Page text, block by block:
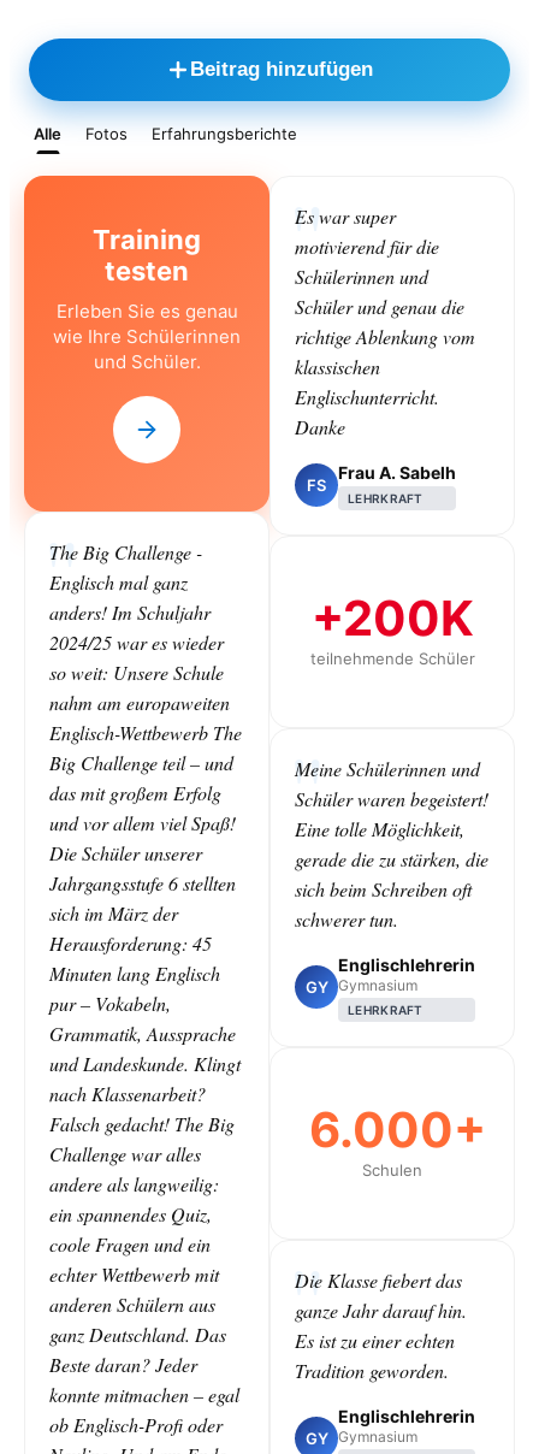
Beitrag hinzufügen
Alle Fotos Erfahrungsberichte
Training
testen
Erleben Sie es genau
wie Ihre Schülerinnen
und Schüler.
The Big Challenge -
Englisch mal ganz
anders! Im Schuljahr
2024/25 war es wieder
so weit: Unsere Schule
nahm am europaweiten
Englisch-Wettbewerb The
Big Challenge teil – und
das mit großem Erfolg
und vor allem viel Spaß!
Die Schüler unserer
Jahrgangsstufe 6 stellten
sich im März der
Herausforderung: 45
Minuten lang Englisch
pur – Vokabeln,
Grammatik, Aussprache
und Landeskunde. Klingt
nach Klassenarbeit?
Falsch gedacht! The Big
Challenge war alles
andere als langweilig:
ein spannendes Quiz,
coole Fragen und ein
echter Wettbewerb mit
anderen Schülern aus
ganz Deutschland. Das
Beste daran? Jeder
konnte mitmachen – egal
ob Englisch-Profi oder
Es war super
motivierend für die
Schülerinnen und
Schüler und genau die
richtige Ablenkung vom
klassischen
Englischunterricht.
Danke
FS
Frau A. Sabelh
LEHRKRAFT
+200K
teilnehmende Schüler
Meine Schülerinnen und
Schüler waren begeistert!
Eine tolle Möglichkeit,
gerade die zu stärken, die
sich beim Schreiben oft
schwerer tun.
GY
Englischlehrerin
Gymnasium
LEHRKRAFT
6.000+
Schulen
Die Klasse fiebert das
ganze Jahr darauf hin.
Es ist zu einer echten
Tradition geworden.
GY
Englischlehrerin
Gymnasium